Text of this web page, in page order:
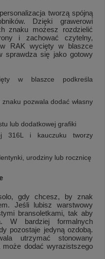
tworzą spójną
Dzięki grawerowi
znaku możesz rozdzielić
i zachować czytelny,
RAK wycięty w blaszce
sprawdza się jako gotowy
w blaszce podkreśla
pozwala dodać własny
lub dodatkowej grafiki
316L i kauczuku tworzy
urodziny lub rocznicę
gdy chcesz, by znak
Jeśli lubisz warstwowy
bransoletkami, tak aby
W bardziej formalnych
pozostaje jedyną ozdobą.
utrzymać stonowany
dodać wyrazistszego